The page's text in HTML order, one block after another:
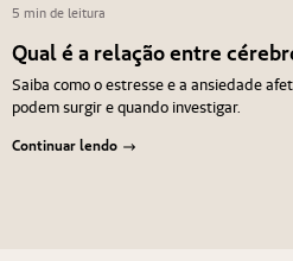
5 min de leitura
Qual é a relação entre
Saiba como o estresse e a ansiedade
podem surgir e quando investigar.
Continuar lendo